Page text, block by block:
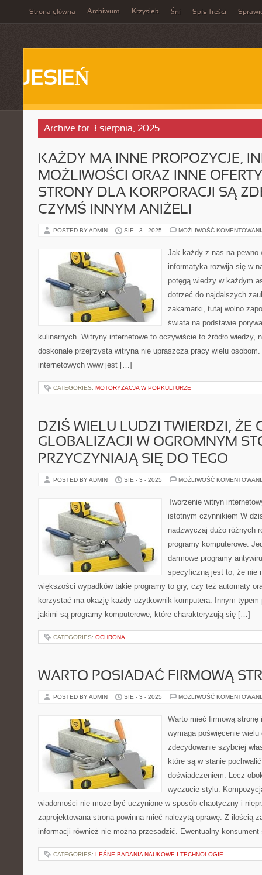
Strona główna Archiwum Krzysiek Śni Spis Treści
JESIEŃ
Archive for 3 sierpnia, 2025
KAŻDY MA INNE PROPOZYCJE,
MOŻLIWOŚCI ORAZ INNE
STRONY DLA KORPORACJI SĄ
CZYMŚ INNYM ANIŻELI
POSTED BY ADMIN SIE - 3 - 2025 MOŻLIWOŚĆ
Jak każdy z nas na pewno
informatyka rozwija się w
potęgą wiedzy w każdym
dotrzeć do najdalszych
zakamarki, tutaj wolno
świata na podstawie
kulinarnych. Witryny internetowe to oczywiście to źródło wiedzy,
doskonale przejrzysta witryna nie upraszcza pracy wielu osobom.
internetowych www jest […]
CATEGORIES: MOTORYZACJA W POPKULTURZE
DZIŚ WIELU LUDZI TWIERDZI, ŻE
GLOBALIZACJI W OGROMNYM
PRZYCZYNIAJĄ SIĘ DO TEGO
POSTED BY ADMIN SIE - 3 - 2025 MOŻLIWOŚĆ
Tworzenie witryn
istotnym czynnikiem W
nadzwyczaj dużo różnych
programy komputerowe.
darmowe programy
specyficzną jest to, że nie
większości wypadków takie programy to gry, czy też automaty
korzystać ma okazję każdy użytkownik komputera. Innym
jakimi są programy komputerowe, które charakteryzują się […]
CATEGORIES: OCHRONA
WARTO POSIADAĆ FIRMOWĄ
POSTED BY ADMIN SIE - 3 - 2025 MOŻLIWOŚĆ
Warto mieć firmową stronę
wymaga poświęcenie
zdecydowanie szybciej
które są w stanie
doświadczeniem. Lecz
wyczucie stylu.
wiadomości nie może być uczynione w sposób chaotyczny i
zaprojektowana strona powinna mieć należytą oprawę. Z ilością
informacji również nie można przesadzić. Ewentualny
CATEGORIES: LEŚNE BADANIA NAUKOWE I TECHNOLOGIE